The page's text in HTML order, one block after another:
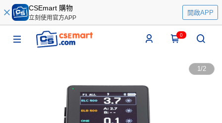
CSEmart 購物
立刻使用官方APP
開啟APP
0
1/2